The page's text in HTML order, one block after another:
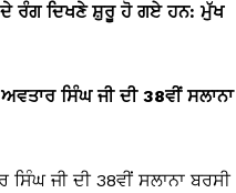
ਦੇ ਰੰਗ ਦਿਖਣੇ ਸ਼ੁਰੂ ਹੋ ਗਏ ਹਨ: ਮੁੱਖ
ਸਿੰਘ ਜੀ ਦੀ 38ਵੀਂ ਸਲਾਨਾ
ਜੀ ਦੀ 38ਵੀਂ ਸਲਾਨਾ ਬਰਸੀ